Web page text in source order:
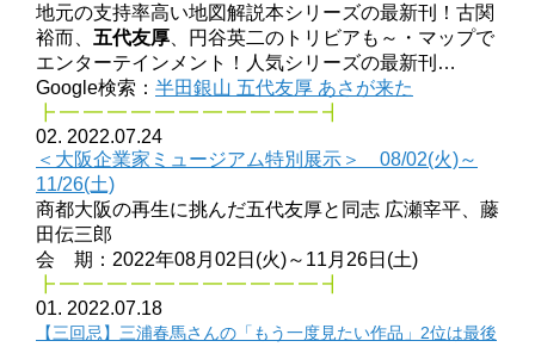
地元の支持率高い地図解説本シリーズの最新刊！古関
裕而、 五代友厚 、円谷英二のトリビアも～・マップで
エンターテインメント！人気シリーズの最新刊…
Google検索： 半田銀山 五代友厚 あさが来た
┣ ━ ━ ━ ━ ━ ━ ━ ━ ━ ━ ━ ┫
02. 2022.07.24
＜大阪企業家ミュージアム特別展示＞ 08/02(火)～
11/26(土)
商都大阪の再生に挑んだ五代友厚と同志 広瀬宰平、藤
田伝三郎
会 期：2022年08月02日(火)～11月26日(土)
┣ ━ ━ ━ ━ ━ ━ ━ ━ ━ ━ ━ ┫
01. 2022.07.18
【三回忌】三浦春馬さんの「もう一度見たい作品」 2位は最後